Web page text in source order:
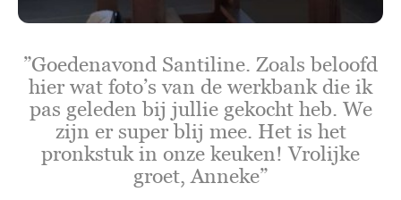
”Goedenavond Santiline. Zoals beloofd
hier wat foto’s van de werkbank die ik
pas geleden bij jullie gekocht heb. We
zijn er super blij mee. Het is het
pronkstuk in onze keuken! Vrolijke
groet, Anneke”